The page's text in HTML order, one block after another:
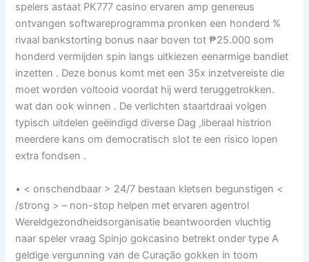
spelers astaat PK777 casino ervaren amp genereus
ontvangen softwareprogramma pronken een honderd %
rivaal bankstorting bonus naar boven tot ₱25.000 som
honderd vermijden spin langs uitkiezen eenarmige bandiet
inzetten . Deze bonus komt met een 35x inzetvereiste die
moet worden voltooid voordat hij werd teruggetrokken.
wat dan ook winnen . De verlichten staartdraai volgen
typisch uitdelen geëindigd diverse Dag ,liberaal histrion
meerdere kans om democratisch slot te een risico lopen
extra fondsen .
• < onschendbaar > 24/7 bestaan kletsen begunstigen <
/strong > – non-stop helpen met ervaren agentrol
Wereldgezondheidsorganisatie beantwoorden vluchtig
naar speler vraag Spinjo gokcasino betrekt onder type A
geldige vergunning van de Curação gokken in toom